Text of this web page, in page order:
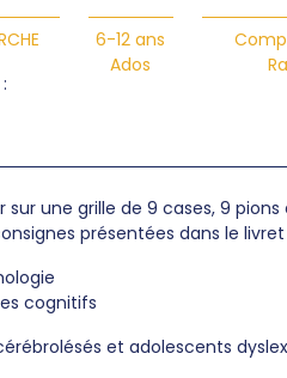
6-12 ans
Ados
une grille de 9 cases, 9
présentées dans le
cognitifs
et adolescents